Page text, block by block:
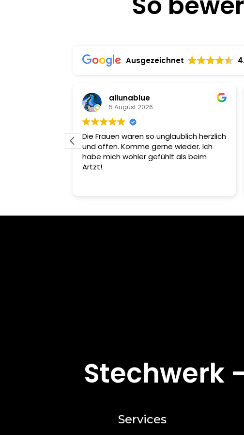
Ausgezeichnet
allunablue
5 August 2026
Die Frauen waren so unglaublich herzlich
und offen. Komme gerne wieder. Ich
habe mich wohler gefühlt als beim
Artzt!
Stechwerk
Services